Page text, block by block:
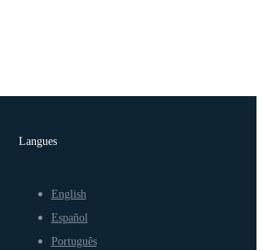
Langues
English
Español
Português